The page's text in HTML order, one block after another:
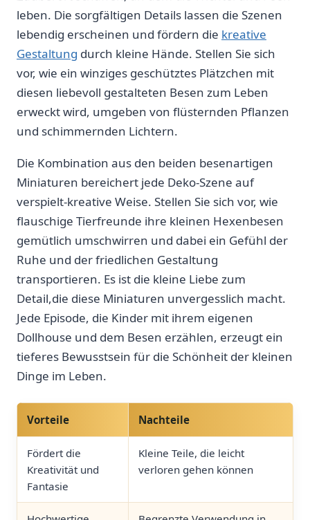
leben. Die sorgfältigen Details lassen die Szenen
lebendig erscheinen und fördern die⁣ kreative
Gestaltung durch kleine Hände. Stellen Sie sich
vor, wie⁢ ein winziges geschütztes⁣ Plätzchen mit
diesen liebevoll gestalteten ⁤Besen zum Leben
erweckt wird, umgeben von flüsternden Pflanzen
und schimmernden Lichtern.
Die Kombination aus den beiden besenartigen
Miniaturen bereichert jede Deko-Szene auf
verspielt-kreative Weise.‍ Stellen‍ Sie sich​ vor, wie
flauschige Tierfreunde ihre kleinen⁤ Hexenbesen
gemütlich ‌umschwirren⁣ und dabei ein​ Gefühl der
⁤Ruhe und der friedlichen Gestaltung
transportieren.⁣ Es ist die​ kleine Liebe zum
Detail,die diese Miniaturen unvergesslich macht.
Jede Episode, die Kinder mit ihrem ⁤eigenen
Dollhouse und dem⁢ Besen erzählen, ‌erzeugt ⁢ein
tieferes Bewusstsein für die ‌Schönheit der kleinen
Dinge im Leben.
Vorteile Nachteile
Fördert die
Kreativität und
Fantasie
Kleine Teile, die leicht
verloren gehen können